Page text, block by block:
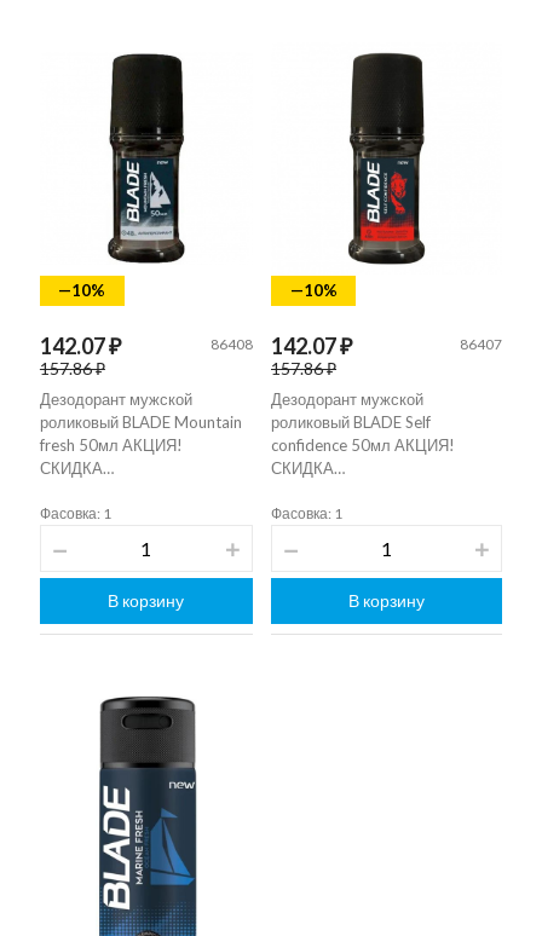
—10%
142.07 ₽
157.86 ₽
86408
Дезодорант мужской
роликовый BLADE Mountain
fresh 50мл АКЦИЯ!
СКИДКА…
Фасовка: 1
В корзину
—10%
142.07 ₽
157.86 ₽
86407
Дезодорант мужской
роликовый BLADE Self
confidence 50мл АКЦИЯ!
СКИДКА…
Фасовка: 1
В корзину